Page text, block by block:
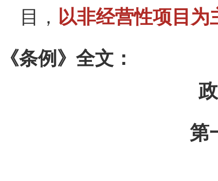
目， 以非经营性项目为
《条例》全文：